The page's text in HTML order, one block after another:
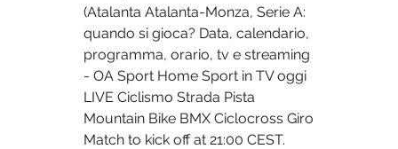
(Atalanta Atalanta-Monza, Serie A:
quando si gioca? Data, calendario,
programma, orario, tv e streaming
- OA Sport Home Sport in TV oggi
LIVE Ciclismo Strada Pista
Mountain Bike BMX Ciclocross Giro
Match to kick off at 21:00 CEST.